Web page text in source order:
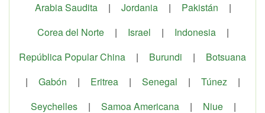
Arabia Saudita
| Jordania | Pakistán
|
Corea del Norte
| Israel | Indonesia
|
República Popular China
| Burundi |
Botsuana
|
Gabón | Eritrea | Senegal | Túnez
|
Seychelles
| Samoa Americana | Niue
|